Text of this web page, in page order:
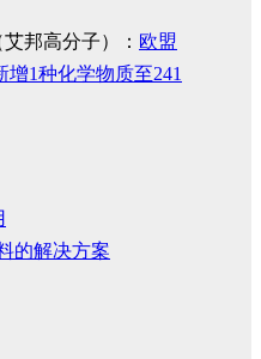
邦高分子）： 欧盟
1种化学物质至241
的解决方案